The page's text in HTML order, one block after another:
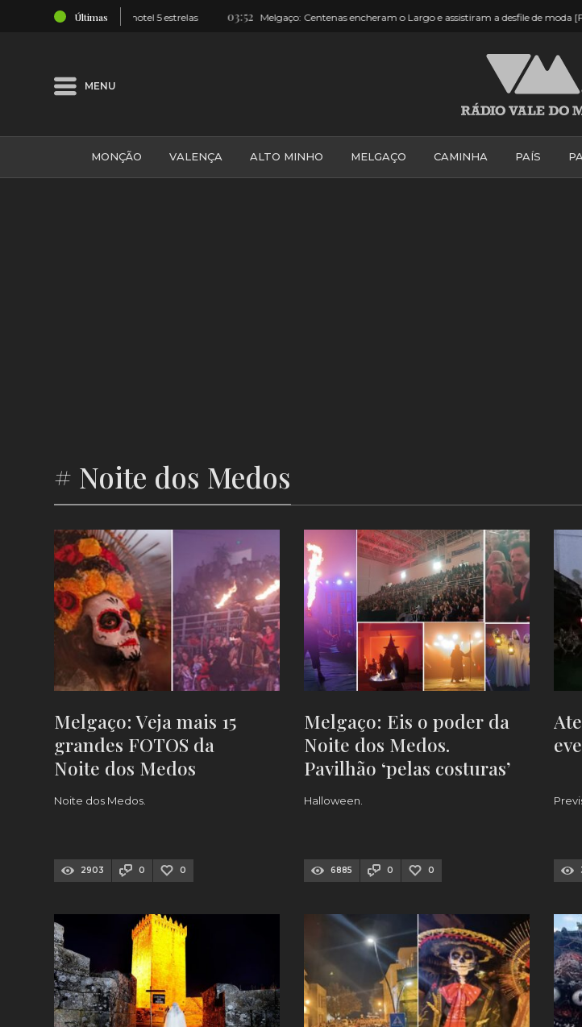
Últimas
para hotel 5 estrelas 03:52 Melgaço: Centenas encheram o Largo e assistiram a desfile de moda [FOTOS e VÍDEOS]
MENU
MONÇÃO VALENÇA ALTO MINHO MELGAÇO CAMINHA PAÍS
# Noite dos Medos
Melgaço: Veja mais 15
grandes FOTOS da
Noite dos Medos
Noite dos Medos.
2903 0 0
Melgaço: Eis o poder da
Noite dos Medos.
Pavilhão ‘pelas costuras’
[FOTOS]
Halloween.
6885 0 0